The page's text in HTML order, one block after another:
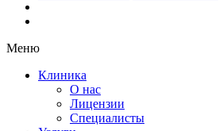
Меню
Клиника
О нас
Лицензии
Специалисты